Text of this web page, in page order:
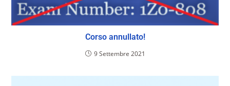
Corso annullato!
9 Settembre 2021